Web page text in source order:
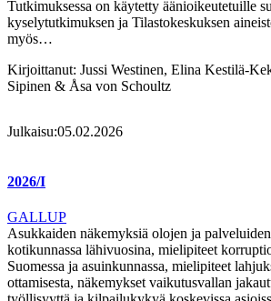
Tutkimuksessa on käytetty äänioikeutetuille
kyselytutkimuksen ja Tilastokeskuksen
myös…
Kirjoittanut: Jussi Westinen, Elina Kestilä-
Sipinen & Åsa von Schoultz
Julkaisu:05.02.2026
2026/I
GALLUP
Asukkaiden näkemyksiä olojen ja
kotikunnassa lähivuosina, mielipiteet
Suomessa ja asuinkunnassa, mielipiteet
ottamisesta, näkemykset vaikutusvallan